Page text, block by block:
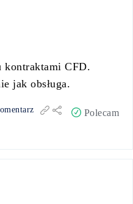
kontraktami CFD.
jak obsługa.
Polecam